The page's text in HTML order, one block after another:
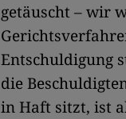
getäuscht – wir
Entschuldigung
die
in Haft sitzt, ist